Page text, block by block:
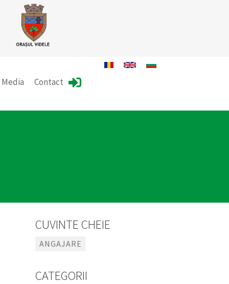
Media Contact
CUVINTE CHEIE
ANGAJARE
CATEGORII